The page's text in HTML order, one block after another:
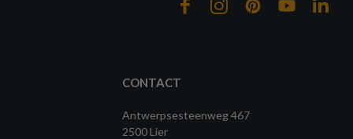
CONTACT
Antwerpsesteenweg 467
2500 Lier